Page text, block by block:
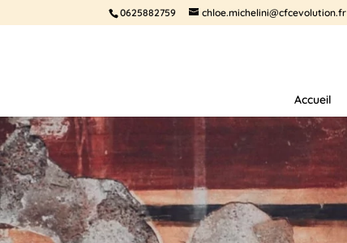
0625882759 chloe.michelini@cfcevolution.fr
Accueil